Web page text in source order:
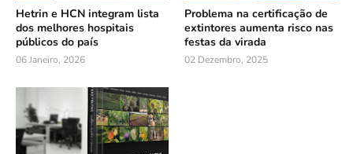
Hetrin e HCN integram lista
dos melhores hospitais
públicos do país
06 Janeiro, 2026
Problema na certificação de
extintores aumenta risco nas
festas da virada
02 Dezembro, 2025